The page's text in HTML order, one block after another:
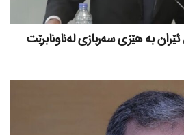
بە هێزی سەربازی لەناونابرێت